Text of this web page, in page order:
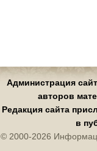
Администрация
авторов
Редакция сайта
в
© 2000-2026